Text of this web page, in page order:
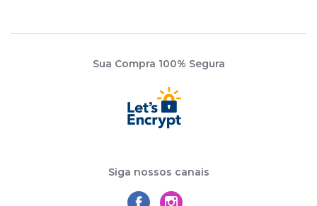
Sua Compra 100% Segura
Siga nossos canais